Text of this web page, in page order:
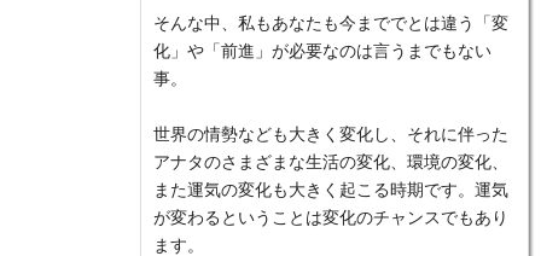
そんな中、私もあなたも今まででとは違う「変
化」や「前進」が必要なのは言うまでもない
事。
世界の情勢なども大きく変化し、それに伴った
アナタのさまざまな生活の変化、環境の変化、
また運気の変化も大きく起こる時期です。運気
が変わるということは変化のチャンスでもあり
ます。